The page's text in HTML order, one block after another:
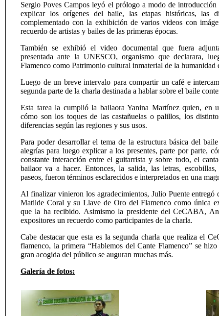
Sergio Poves Campos leyó el prólogo a modo de
explicar los orígenes del baile, las etapas históricas, las
complementado con la exhibición de varios videos con
recuerdo de artistas y bailes de las primeras épocas.
También se exhibió el video documental que fuera
presentada ante la UNESCO, organismo que declarara,
Flamenco como Patrimonio cultural inmaterial de la humanidad
Luego de un breve intervalo para compartir un café e
segunda parte de la charla destinada a hablar sobre el baile
Esta tarea la cumplió la bailaora Yanina Martínez quien, en
cómo son los toques de las castañuelas o palillos, los
diferencias según las regiones y sus usos.
Para poder desarrollar el tema de la estructura básica del
alegrías para luego explicar a los presentes, parte por parte,
constante interacción entre el guitarrista y sobre todo, el
bailaor va a hacer. Entonces, la salida, las letras, escobillas,
paseos, fueron términos esclarecidos e interpretados en una
Al finalizar vinieron los agradecimientos, Julio Puente entregó
Matilde Coral y su Llave de Oro del Flamenco como única
que la ha recibido. Asimismo la presidente del CeCABA,
expositores un recuerdo como participantes de la charla.
Cabe destacar que esta es la segunda charla que realiza el
flamenco, la primera “Hablemos del Cante Flamenco” se
gran acogida del público se auguran muchas más.
Galería de fotos: